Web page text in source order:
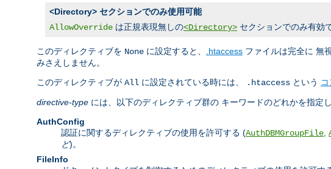
<Directory> セクションでのみ使用可能
AllowOverride は正規表現無しの<Directory> セクションでのみ有効で
このディレクティブを None に設定すると、 .htaccess ファイルは完全に 無
みさえしません。
このディレクティブが All に設定されている時には、 .htaccess という
directive-type には、以下のディレクティブ群の キーワードのどれかを指定し
AuthConfig
認証に関するディレクティブの使用を許可する (AuthDBMGroupFile
ど)。
FileInfo